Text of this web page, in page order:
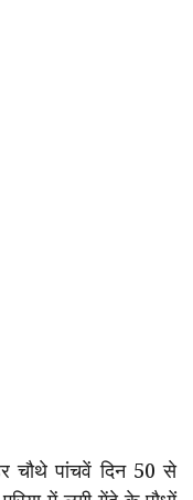
चौथे पांचवें दिन 50 से